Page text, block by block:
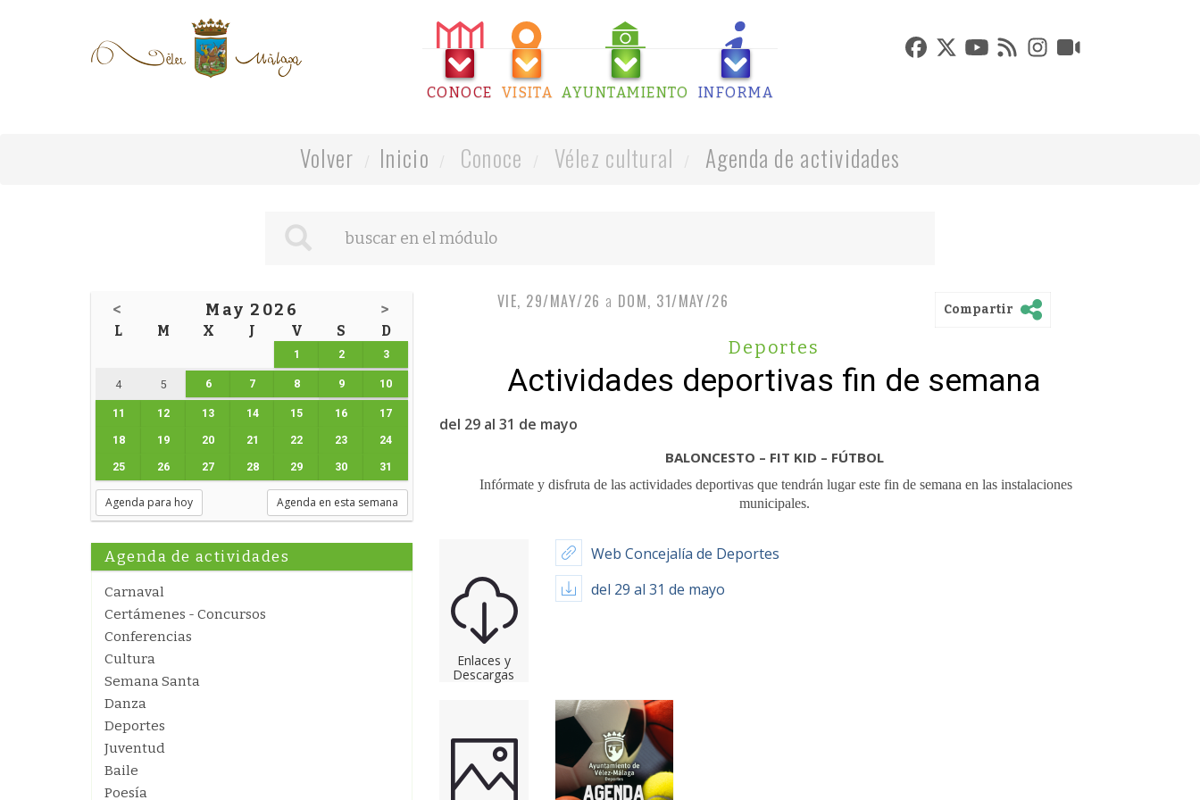
CONOCE VISITA AYUNTAMIENTO INFORMA
Volver Inicio Conoce Vélez cultural Agenda de actividades
< May 2026 >
L M X J V S D
1 2 3
4 5 6 7 8 9 10
11 12 13 14 15 16 17
18 19 20 21 22 23 24
25 26 27 28 29 30 31
Agenda para hoy Agenda en esta semana
Agenda de actividades
Carnaval
Certámenes - Concursos
Conferencias
Cultura
Semana Santa
Danza
Deportes
Juventud
Baile
Poesía
VIE, 29/MAY/26 a DOM, 31/MAY/26 Compartir
Deportes
Actividades deportivas fin de semana
del 29 al 31 de mayo
BALONCESTO – FIT KID – FÚTBOL
Infórmate y disfruta de las actividades deportivas que tendrán lugar este fin de semana en las instalaciones
municipales.
Enlaces y
Descargas
Web Concejalía de Deportes
del 29 al 31 de mayo